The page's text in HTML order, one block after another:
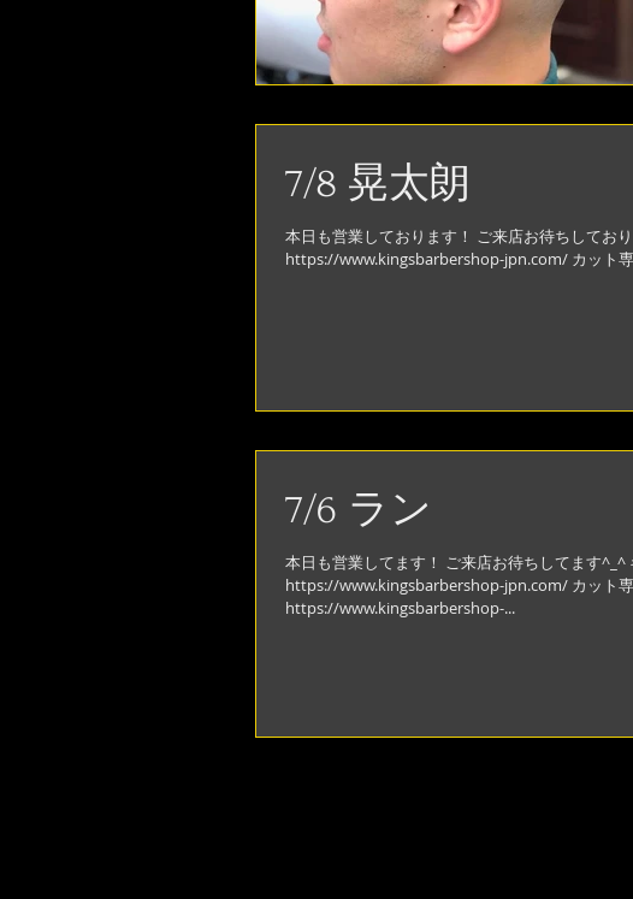
7/8 晃太朗
本日も営業しております！ ご来店お待ちしてお
https://www.kingsbarbershop-jpn.com/ カット
7/6 ラン
本日も営業してます！ ご来店お待ちしてます
https://www.kingsbarbershop-jpn.com/ カット
https://www.kingsbarbershop-...